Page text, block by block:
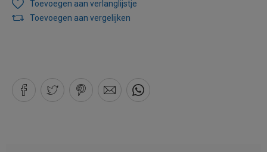
Toevoegen aan verlanglijstje
Toevoegen aan vergelijken